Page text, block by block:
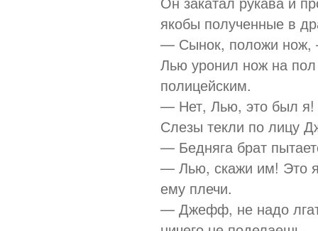
якобы полученные в
— Сынок, положи нож,
Лью уронил нож на
полицейским.
— Нет, Лью, это был я!
Слезы текли по лицу
— Бедняга брат
— Лью, скажи им! Это я
ему плечи.
— Джефф, не надо